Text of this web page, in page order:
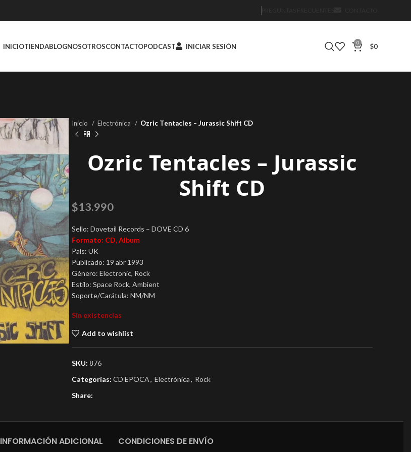
INICIOTIENDABLOGNOSOTROSCONTACTOPODCAST INICIAR SESIÓN 0 $0
Inicio Electrónica Ozric Tentacles – Jurassic Shift CD
Ozric Tentacles – Jurassic
Shift CD
$13.990
Sello: Dovetail Records – DOVE CD 6
Formato: CD, Album
País: UK
Publicado: 19 abr 1993
Género: Electronic, Rock
Estilo: Space Rock, Ambient
Soporte/Carátula: NM/NM
Sin existencias
Add to wishlist
SKU: 876
Categorías: CD EPOCA, Electrónica, Rock
Share:
INFORMACIÓN ADICIONAL CONDICIONES DE ENVÍO